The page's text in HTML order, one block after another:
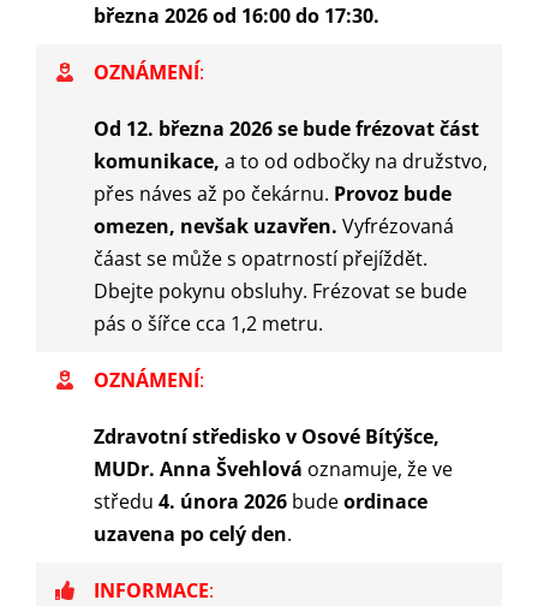
března 2026 od 16:00 do 17:30.
OZNÁMENÍ:
Od 12. března 2026 se bude frézovat část
komunikace, a to od odbočky na družstvo,
přes náves až po čekárnu. Provoz bude
omezen, nevšak uzavřen. Vyfrézovaná
čáast se může s opatrností přejíždět.
Dbejte pokynu obsluhy. Frézovat se bude
pás o šířce cca 1,2 metru.
OZNÁMENÍ:
Zdravotní středisko v Osové Bítýšce,
MUDr. Anna Švehlová oznamuje, že ve
středu4. února 2026 budeordinace
uzavena po celý den.
INFORMACE: